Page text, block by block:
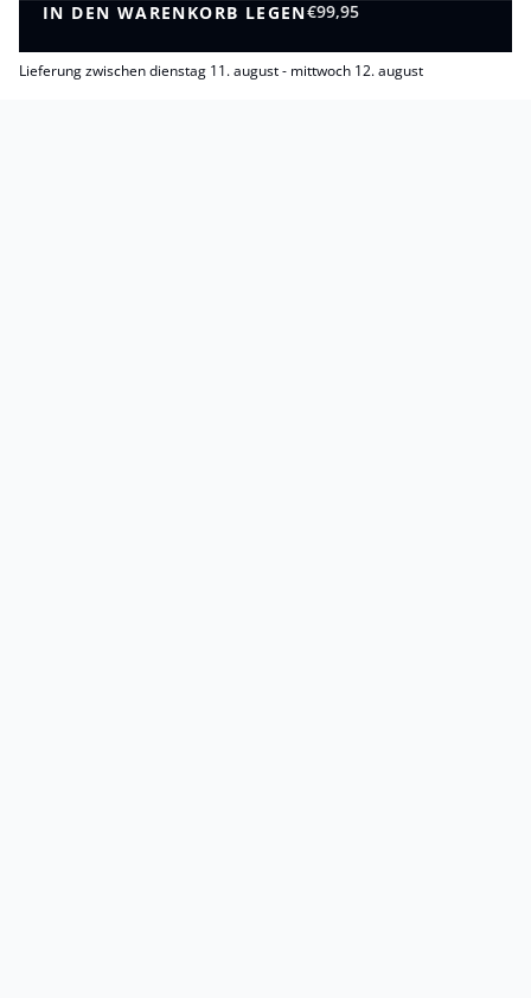
IN DEN WARENKORB LEGEN€99,95
IN DEN WARENKORB LEGEN
Lieferung zwischen dienstag 11. august - mittwoch 12. august
Pflege- & Waschhinweise